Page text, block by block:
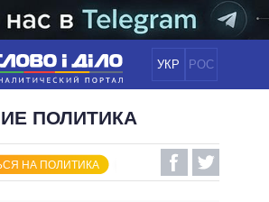
УКР РОС
НОВОСТИ
ПОЛИТИКА
ЭКОНОМИКА
ОБЕЩАНИЯ
ПОЛИТИКА
НА ПОЛИТИКА